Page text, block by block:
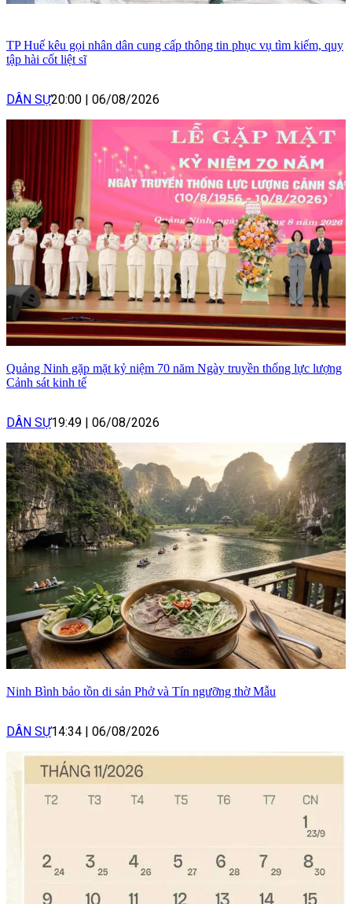
TP Huế kêu gọi nhân dân cung cấp thông tin phục vụ tìm kiếm, quy
tập hài cốt liệt sĩ
DÂN SỰ20:00 06/08/2026
Quảng Ninh gặp mặt kỷ niệm 70 năm Ngày truyền thống lực lượng
Cảnh sát kinh tế
DÂN SỰ19:49 06/08/2026
Ninh Bình bảo tồn di sản Phở và Tín ngưỡng thờ Mẫu
DÂN SỰ14:34 06/08/2026